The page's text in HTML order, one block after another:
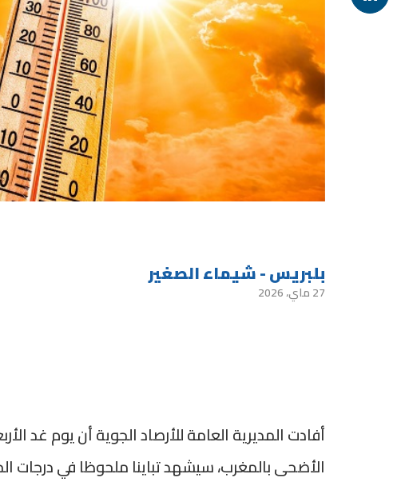
بلبريس - شيماء الصغير
27 ماي، 2026
الأضحى بالمغرب، سيشهد تباينا ملحوظا في درجات